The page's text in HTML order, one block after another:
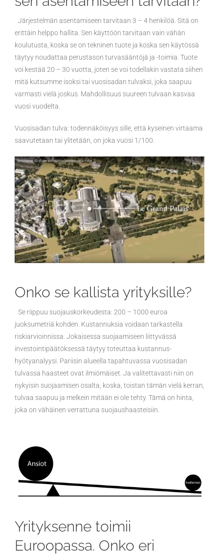
Järjestelmän asentamiseen tarvitaan 3 – 4 henkilöä. Sitä on
erittäin helppo hallita. Sen käyttöön tarvitaan vain vähän
koulutusta, koska se on tekninen tuote ja koska sen käytössä
täytyy noudattaa perustason turvasääntöjä ja -toimia. Tuote
voi kestää 20 – 30 vuotta, joten se voi todellakin vastata siihen
mitä kutsumme isoksi tai vuosisadan tulvaksi, joka saapuu
varmasti vielä joskus. Mahdollisuus suureen tulvaan kasvaa
vuosi vuodelta.
Vuosisadan tulva: todennäköisyys sille, että kyseinen virtaama
saavutetaan tai ylitetään, on joka vuosi 1/100.
Onko se kallista yrityksille?
Se riippuu suojauskorkeudesta: 200 – 1000 euroa
juoksumetriä kohden. Kustannuksia voidaan tarkastella
riskiarvioinnissa. Jokaisessa suojaamiseen liittyvässä
investointipäätöksessä täytyy toteuttaa kustannus-
hyötyanalyysi. Pariisin alueella tapahtuvassa vuosisadan
tulvassa haasteet ovat ilmiömäiset. Ja valitettavasti niin on
nykyisin suojaamisen osalta, koska, toistan tämän vielä kerran,
tulvaa saapuu ja melkein mitään ei ole tehty. Tämä on hinta,
joka on vähäinen verrattuna suojaushaasteisiin.
Yrityksenne toimii
Euroopassa. Onko eri